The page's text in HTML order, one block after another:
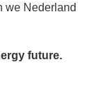
we Nederland
future.